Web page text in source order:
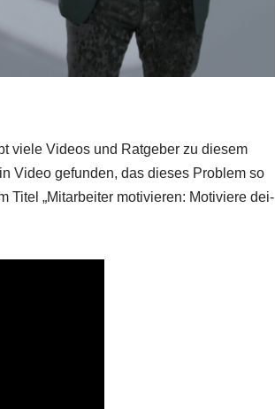
vie­le Vide­os und Rat­ge­ber zu die­sem
Video gefun­den, das die­ses Pro­blem so
Titel „Mit­ar­bei­ter moti­vie­ren: Moti­vie­re dei­